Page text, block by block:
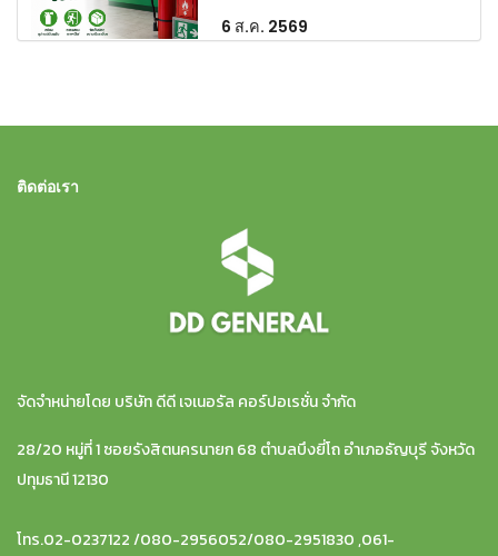
6 ส.ค. 2569
ติดต่อเรา
จัดจำหน่ายโดย บริษัท ดีดี เจเนอรัล คอร์ปอเรชั่น จำกัด
28/20 หมู่ที่ 1 ซอยรังสิตนครนายก 68 ตำบลบึงยี่โถ อำเภอธัญบุรี จังหวัด
ปทุมธานี 12130
โทร.02-0237122 /080-2956052/080-2951830 ,061-